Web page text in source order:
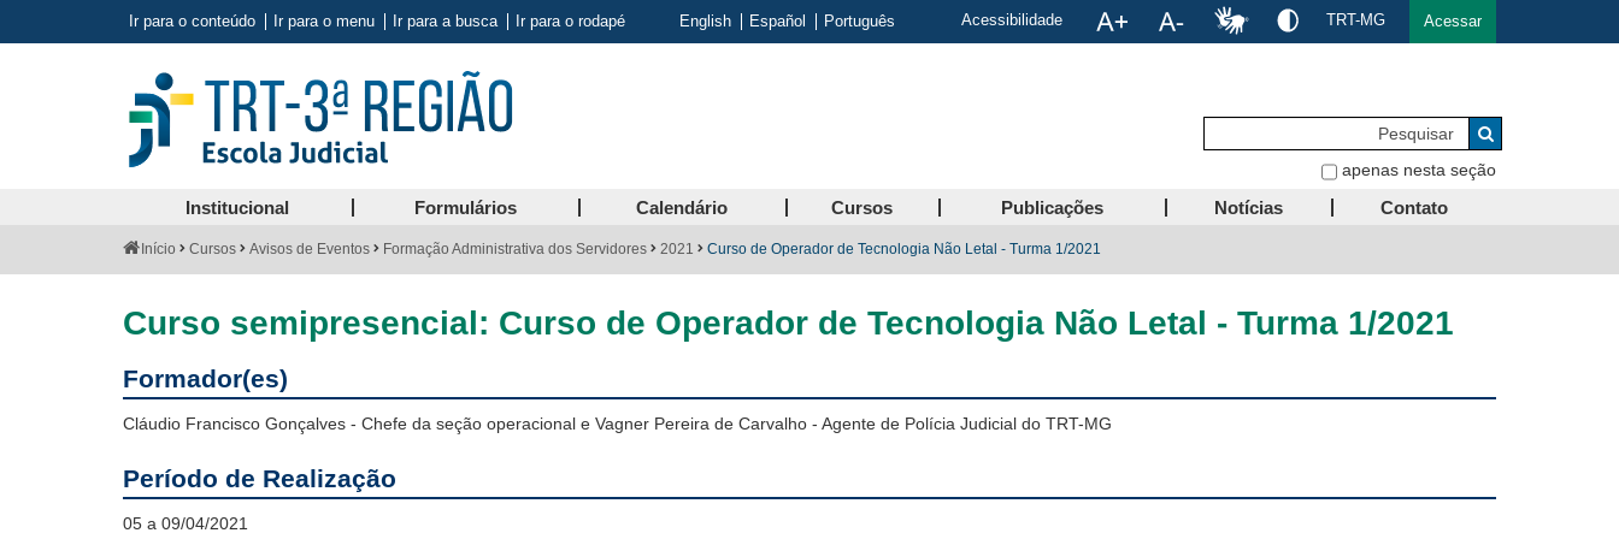
Ir para o conteúdo Ir para o menu Ir para a busca Ir para o rodapé Acessibilidade TRT-MG Acessar
English Español Português
Pesquisar
Buscar
apenas nesta seção
Institucional Formulários Calendário Cursos Publicações Notícias Contato
VocêInício Cursos Avisos de Eventos Formação Administrativa dos Servidores 2021 Curso de Operador de Tecnologia Não Letal - Turma 1/2021
Curso semipresencial: Curso de Operador de Tecnologia Não Letal - Turma 1/2021
Formador(es)
Cláudio Francisco Gonçalves - Chefe da seção operacional e Vagner Pereira de Carvalho - Agente de Polícia Judicial do TRT-MG
Período de Realização
05 a 09/04/2021